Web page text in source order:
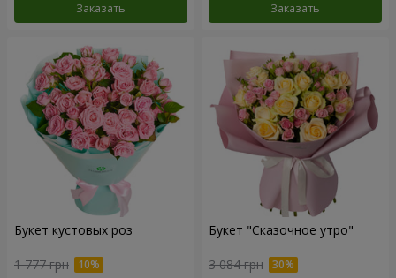
Заказать Заказать
Букет кустовых роз
1 777 грн
Букет "Сказочное утро"
3 084 грн